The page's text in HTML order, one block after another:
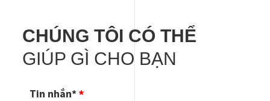
CHÚNG TÔI CÓ THỂ
GIÚP GÌ CHO BẠN
Tin nhắn*